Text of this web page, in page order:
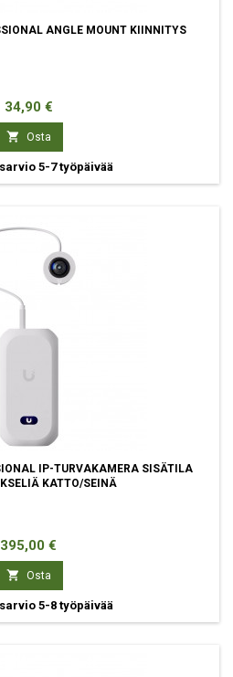
ANGLE MOUNT KIINNITYS
Hinta
34,90 €
 Osta
5-7 työpäivää
IP-TURVAKAMERA SISÄTILA
KATTO/SEINÄ
Hinta
395,00 €
 Osta
5-8 työpäivää